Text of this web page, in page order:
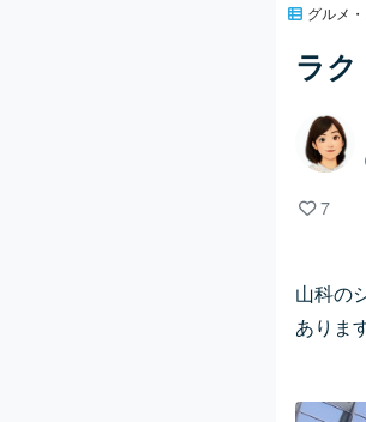
グルメ
ラ
7
山科の
ありま